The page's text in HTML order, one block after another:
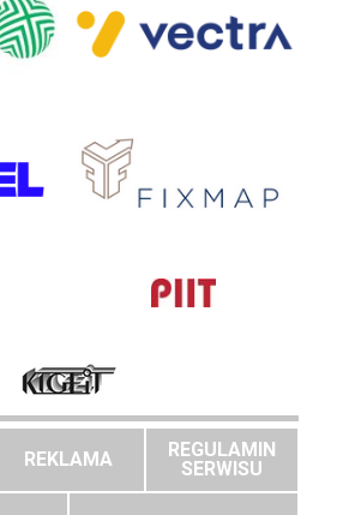
REKLAMA
REGULAMIN
SERWISU